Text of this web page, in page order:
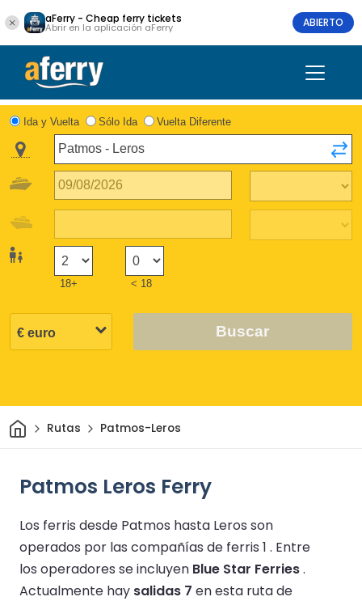
aFerry - Cheap ferry tickets
Abrir en la aplicación aFerry ABIERTO
Ida y Vuelta Sólo Ida Vuelta Diferente
18+ < 18
Buscar
InicioRutas Patmos-Leros
Patmos Leros Ferry
Los ferris desde Patmos hasta Leros son
operados por las compañías de ferris 1 . Entre
los operadores se incluyen Blue Star Ferries.
Actualmente hay salidas 7 en esta ruta de